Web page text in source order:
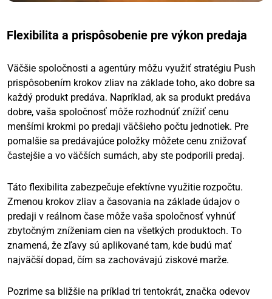
Flexibilita a prispôsobenie pre výkon predaja
Väčšie spoločnosti a agentúry môžu využiť stratégiu Push
prispôsobením krokov zliav na základe toho, ako dobre sa
každý produkt predáva. Napríklad, ak sa produkt predáva
dobre, vaša spoločnosť môže rozhodnúť znížiť cenu
menšími krokmi po predaji väčšieho počtu jednotiek. Pre
pomalšie sa predávajúce položky môžete cenu znižovať
častejšie a vo väčších sumách, aby ste podporili predaj.
Táto flexibilita zabezpečuje efektívne využitie rozpočtu.
Zmenou krokov zliav a časovania na základe údajov o
predaji v reálnom čase môže vaša spoločnosť vyhnúť
zbytočným zníženiam cien na všetkých produktoch. To
znamená, že zľavy sú aplikované tam, kde budú mať
najväčší dopad, čím sa zachovávajú ziskové marže.
Pozrime sa bližšie na príklad tri tentokrát, značka odevov